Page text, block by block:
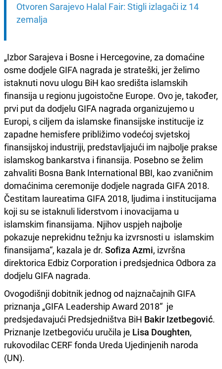
Otvoren Sarajevo Halal Fair: Stigli izlagači iz 14
zemalja
„Izbor Sarajeva i Bosne i Hercegovine, za domaćine
osme dodjele GIFA nagrada je strateški, jer želimo
istaknuti novu ulogu BiH kao središta islamskih
finansija u regionu jugoistočne Europe. Ovo je, također,
prvi put da dodjelu GIFA nagrada organizujemo u
Europi, s ciljem da islamske finansijske institucije iz
zapadne hemisfere približimo vodećoj svjetskoj
finansijskoj industriji, predstavljajući im najbolje prakse
islamskog bankarstva i finansija. Posebno se želim
zahvaliti Bosna Bank International BBI, kao zvaničnim
domaćinima ceremonije dodjele nagrada GIFA 2018.
Čestitam laureatima GIFA 2018, ljudima i institucijama
koji su se istaknuli liderstvom i inovacijama u
islamskim finansijama. Njihov uspjeh najbolje
pokazuje neprekidnu težnju ka izvrsnosti u islamskim
finansijama“, kazala je dr. Sofiza Azmi, izvršna
direktorica Edbiz Corporation i predsjednica Odbora za
dodjelu GIFA nagrada.
Ovogodišnji dobitnik jednog od najznačajnih GIFA
priznanja „GIFA Leadership Award 2018“ je
predsjedavajući Predsjedništva BiH Bakir Izetbegović.
Priznanje Izetbegoviću uručila je Lisa Doughten,
rukovodilac CERF fonda Ureda Ujedinjenih naroda
(UN).